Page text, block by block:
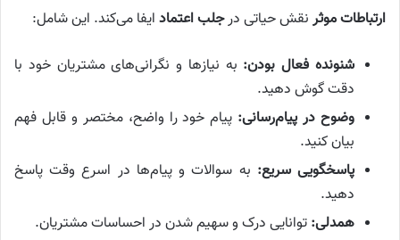
ارتباطات موثر نقش حیاتی درجلب اعتماد ایفا می‌کند. این شامل:
شنونده فعال بودن: به نیازها و نگرانی‌های مشتریان خود با
دقت گوش دهید.
وضوح در پیام‌رسانی: پیام خود را واضح، مختصر و قابل فهم
بیان کنید.
پاسخگویی سریع: به سوالات و پیام‌ها در اسرع وقت پاسخ
دهید.
همدلی: توانایی درک و سهیم شدن در احساسات مشتریان.